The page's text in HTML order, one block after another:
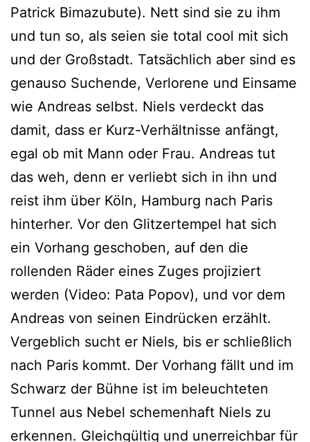
Patrick Bimazubute). Nett sind sie zu ihm
und tun so, als seien sie total cool mit sich
und der Großstadt. Tatsächlich aber sind es
genauso Suchende, Verlorene und Einsame
wie Andreas selbst. Niels verdeckt das
damit, dass er Kurz-Verhältnisse anfängt,
egal ob mit Mann oder Frau. Andreas tut
das weh, denn er verliebt sich in ihn und
reist ihm über Köln, Hamburg nach Paris
hinterher. Vor den Glitzertempel hat sich
ein Vorhang geschoben, auf den die
rollenden Räder eines Zuges projiziert
werden (Video: Pata Popov), und vor dem
Andreas von seinen Eindrücken erzählt.
Vergeblich sucht er Niels, bis er schließlich
nach Paris kommt. Der Vorhang fällt und im
Schwarz der Bühne ist im beleuchteten
Tunnel aus Nebel schemenhaft Niels zu
erkennen. Gleichgültig und unerreichbar für